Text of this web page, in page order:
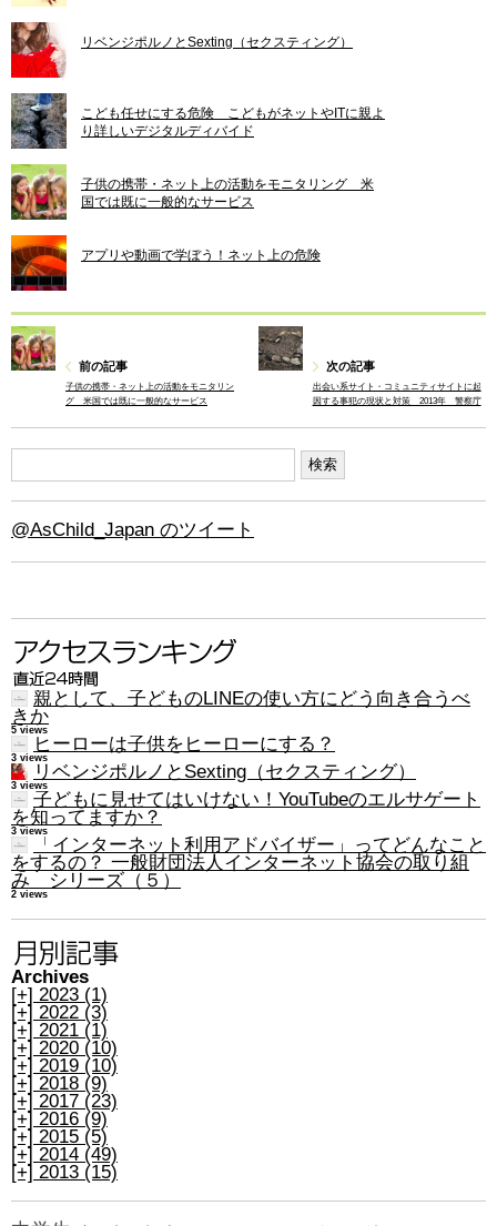
リベンジポルノとSexting（セクスティング）
こども任せにする危険 こどもがネットやITに親よ
り詳しいデジタルディバイド
子供の携帯・ネット上の活動をモニタリング 米
国では既に一般的なサービス
アプリや動画で学ぼう！ネット上の危険
前の記事
子供の携帯・ネット上の活動をモニタリン
グ 米国では既に一般的なサービス
次の記事
出会い系サイト・コミュニティサイトに起
因する事犯の現状と対策 2013年 警察庁
@AsChild_Japan のツイート
親として、子どものLINEの使い方にどう向き合うべ
きか
5 views
ヒーローは子供をヒーローにする？
3 views
リベンジポルノとSexting（セクスティング）
3 views
子どもに見せてはいけない！YouTubeのエルサゲート
を知ってますか？
3 views
「インターネット利用アドバイザー」ってどんなこと
をするの？ 一般財団法人インターネット協会の取り組
み シリーズ（５）
2 views
Archives
[+] 2023 (1)
[+] 2022 (3)
[+] 2021 (1)
[+] 2020 (10)
[+] 2019 (10)
[+] 2018 (9)
[+] 2017 (23)
[+] 2016 (9)
[+] 2015 (5)
[+] 2014 (49)
[+] 2013 (15)